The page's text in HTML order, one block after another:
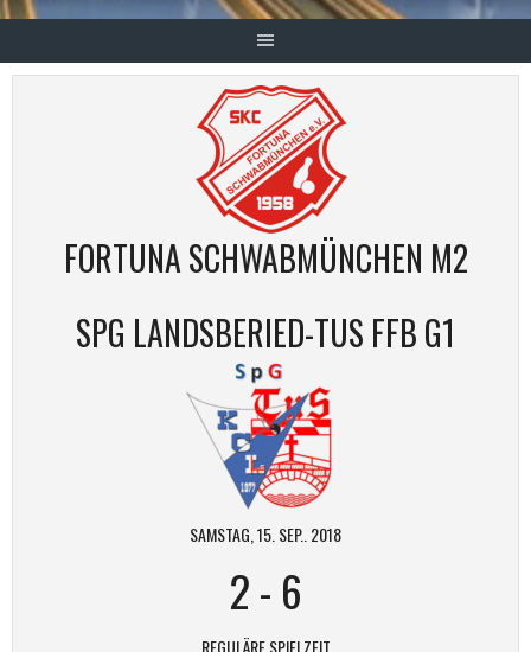
FORTUNA SCHWABMÜNCHEN M2
SPG LANDSBERIED-TUS FFB G1
SAMSTAG, 15. SEP.. 2018
2- 6
REGULÄRE SPIELZEIT